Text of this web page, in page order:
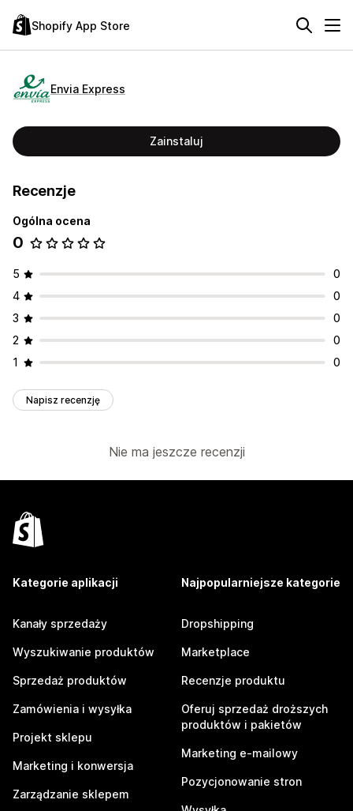
Shopify App Store
Envia Express
Zainstaluj
Recenzje
Ogólna ocena
0
5
0
4
0
3
0
2
0
1
0
Napisz recenzję
Nie ma jeszcze recenzji
Kategorie aplikacji
Kanały sprzedaży
Wyszukiwanie produktów
Sprzedaż produktów
Zamówienia i wysyłka
Projekt sklepu
Marketing i konwersja
Zarządzanie sklepem
Najpopularniejsze kategorie
Dropshipping
Marketplace
Recenzje produktu
Oferuj sprzedaż droższych
produktów i pakietów
Marketing e-mailowy
Pozycjonowanie stron